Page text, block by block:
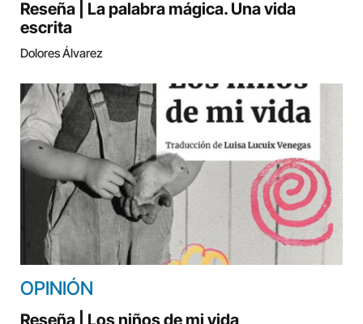
Reseña | La palabra mágica. Una vida
escrita
Dolores Álvarez
OPINIÓN
Reseña | Los niños de mi vida